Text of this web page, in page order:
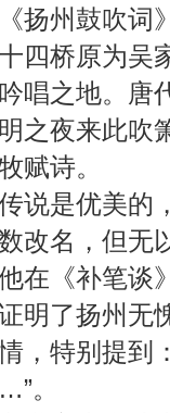
州鼓吹词》
四桥原为吴
唱之地。唐
之夜来此吹
赋诗。
是优美的，
改名，但无
在《补笔谈
明了扬州无
，特别提到
。